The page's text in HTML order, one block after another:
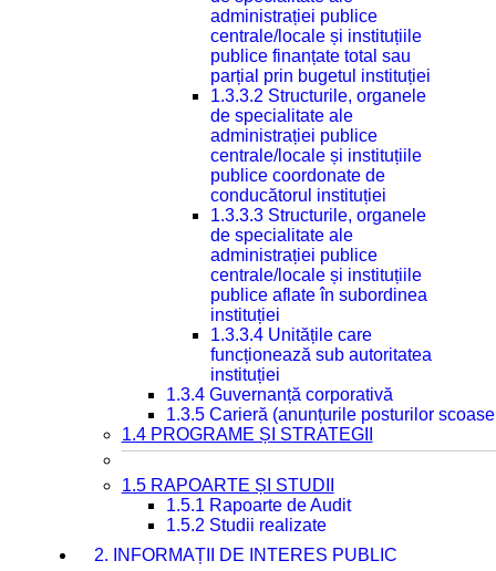
administrației publice
centrale/locale și instituțiile
publice finanțate total sau
parțial prin bugetul instituției
1.3.3.2 Structurile, organele
de specialitate ale
administrației publice
centrale/locale și instituțiile
publice coordonate de
conducătorul instituției
1.3.3.3 Structurile, organele
de specialitate ale
administrației publice
centrale/locale și instituțiile
publice aflate în subordinea
instituției
1.3.3.4 Unitățile care
funcționează sub autoritatea
instituției
1.3.4 Guvernanță corporativă
1.3.5 Carieră (anunțurile posturilor
1.4 PROGRAME ȘI STRATEGII
1.5 RAPOARTE ȘI STUDII
1.5.1 Rapoarte de Audit
1.5.2 Studii realizate
2. INFORMAȚII DE INTERES PUBLIC